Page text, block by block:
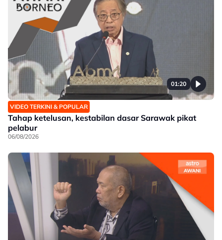
01:20
VIDEO TERKINI & POPULAR
Tahap ketelusan, kestabilan dasar Sarawak pikat
pelabur
06/08/2026